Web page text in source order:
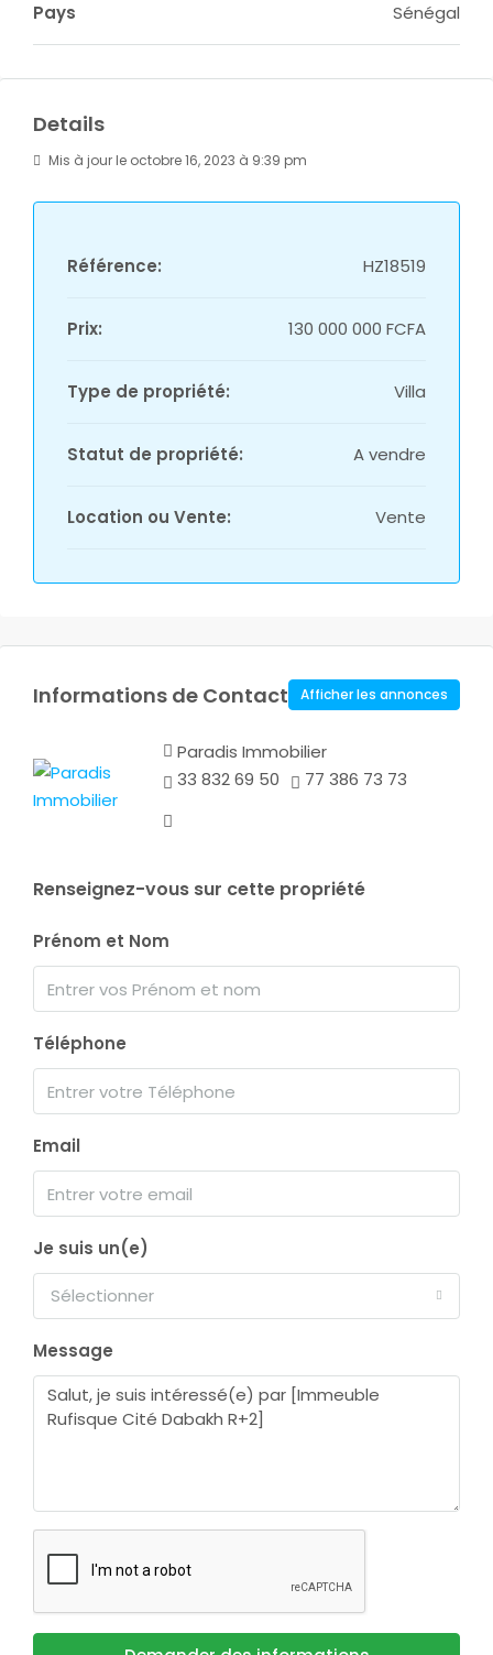
Pays Sénégal
Details
Mis à jour le octobre 16, 2023 à 9:39 pm
Référence: HZ18519
Prix: 130 000 000 FCFA
Type de propriété: Villa
Statut de propriété: A vendre
Location ou Vente: Vente
Informations de Contact Afficher les annonces
Paradis Immobilier
33 832 69 50
77 386 73 73
Renseignez-vous sur cette propriété
Prénom et Nom
Téléphone
Email
Je suis un(e)
Sélectionner
Message